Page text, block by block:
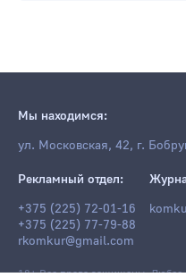
Мы находимся:
ул. Московская, 42, г.
Рекламный отдел:
+375 (225) 72-01-16
+375 (225) 77-79-88
rkomkur@gmail.com
18+ Все права защищены. Любое